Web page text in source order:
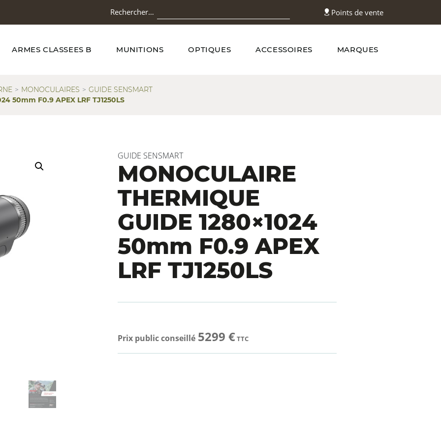
Rechercher… Points de vente
ARMES CLASSEES B MUNITIONS OPTIQUES ACCESSOIRES MARQUES
MONOCULAIRES
GUIDE SENSMART
50mm F0.9 APEX LRF TJ1250LS
GUIDE SENSMART
MONOCULAIRE
THERMIQUE
GUIDE 1280×1024
50mm F0.9 APEX
LRF TJ1250LS
Prix public conseillé 5299 €TTC